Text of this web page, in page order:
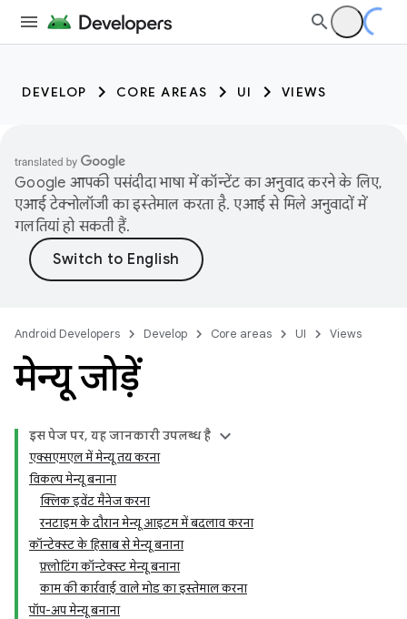
DEVELOP CORE AREAS UI VIEWS
Google आपकी पसंदीदा भाषा में कॉन्टेंट का अनुवाद करने के लिए,
एआई टेक्नोलॉजी का इस्तेमाल करता है. एआई से मिले अनुवादों में
गलतियां हो सकती हैं.
Android Developers Develop Core areas UI Views
मेन्यू जोड़ें
इस पेज पर, यह जानकारी उपलब्ध है
एक्सएमएल में मेन्यू तय करना
विकल्प मेन्यू बनाना
क्लिक इवेंट मैनेज करना
रनटाइम के दौरान मेन्यू आइटम में बदलाव करना
कॉन्टेक्स्ट के हिसाब से मेन्यू बनाना
फ़्लोटिंग कॉन्टेक्स्ट मेन्यू बनाना
काम की कार्रवाई वाले मोड का इस्तेमाल करना
पॉप-अप मेन्यू बनाना